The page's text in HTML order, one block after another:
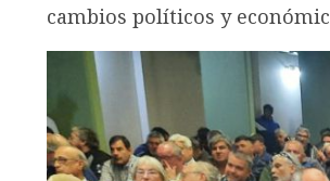
cambios políticos y